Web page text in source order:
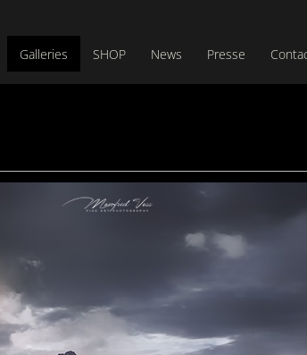
Galleries SHOP News Presse